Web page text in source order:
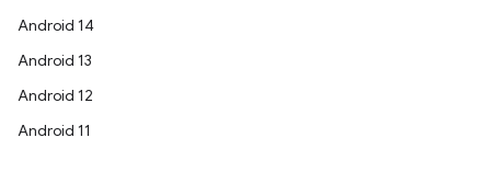
Android 14
Android 13
Android 12
Android 11